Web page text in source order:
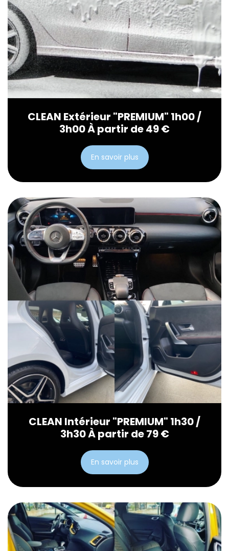
CLEAN Extérieur "PREMIUM" 1h00 /
3h00 À partir de 49 €
En savoir plus
CLEAN Intérieur "PREMIUM" 1h30 /
3h30 À partir de 79 €
En savoir plus